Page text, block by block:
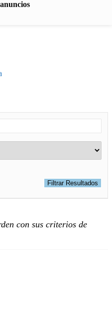
con sus criterios de